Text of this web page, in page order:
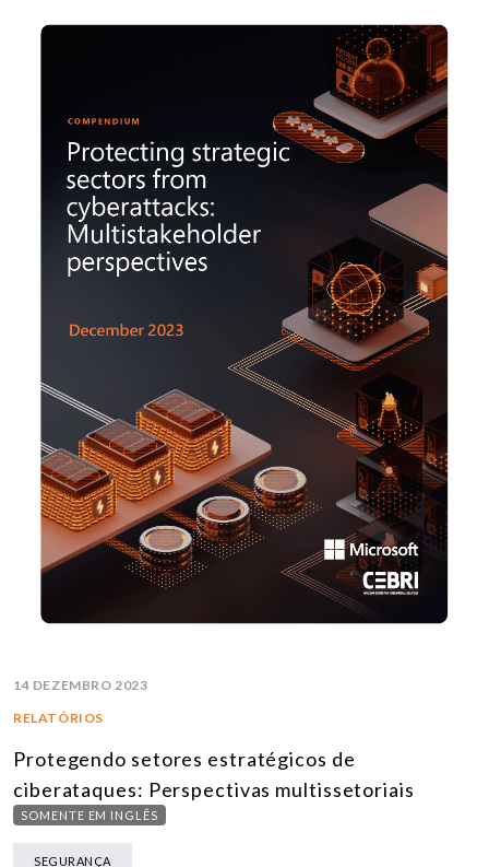
14 DEZEMBRO 2023
RELATÓRIOS
Protegendo setores estratégicos de
ciberataques: Perspectivas multissetoriais
SOMENTE EM INGLÊS
SEGURANÇA